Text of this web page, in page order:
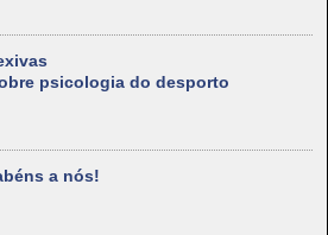
psicologia do desporto
a nós!